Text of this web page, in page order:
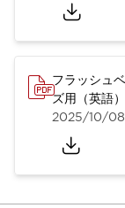
フラッシュ
ズ用（英語）
2025/10/08